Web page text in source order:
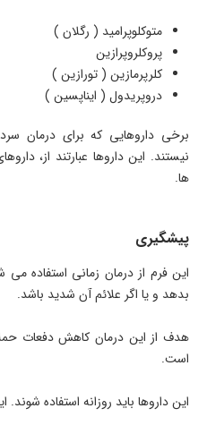
متوکلوپرامید ( رگلان )
پروکلروپرازین
کلرپرمازین ( تورازین )
دروپریدول ( ایناپسین )
برخی داروهایی که برای درمان
نیستند. این داروها عبارتند از،
ها.
پیشگیری
این فرم از درمان زمانی استفاده
بدهد و یا اگر علائم آن شدید باشد.
هدف از این درمان کاهش دفعات
است.
این داروها باید روزانه استفاده شوند.